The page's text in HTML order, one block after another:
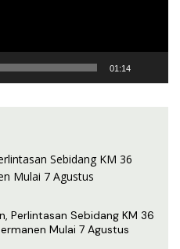
01:14
Perlintasan Sebidang KM 36
Mulai 7 Agustus